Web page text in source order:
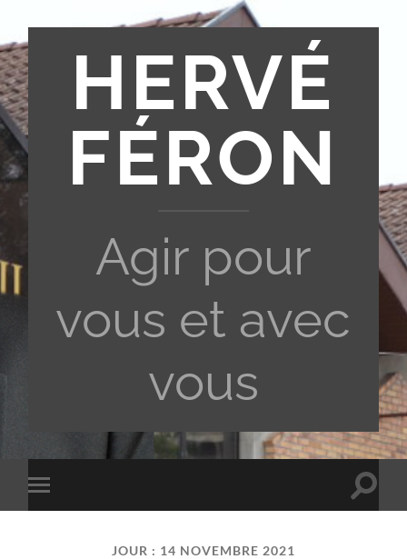
HERVÉ
FÉRON
Agir pour
vous et avec
vous
Toggle
mobile
Toggle
JOUR : 14 NOVEMBRE 2021